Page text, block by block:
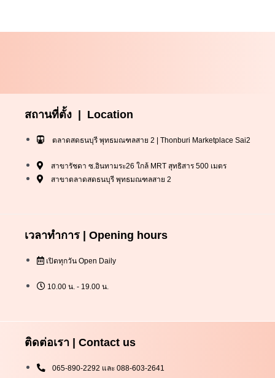
สถานที่ตั้ง | Location
ตลาดสดธนบุรี พุทธมณฑลสาย 2 | Thonburi Marketplace Sai2
สาขารัชดา ซ.อินทามระ26 ใกล้ MRT สุทธิสาร 500 เมตร
สาขาตลาดสดธนบุรี พุทธมณฑลสาย 2
เวลาทำการ | Opening hours
เปิดทุกวัน Open Daily
10.00 น. - 19.00 น.
ติดต่อเรา | Contact us
065-890-2292 และ 088-603-2641